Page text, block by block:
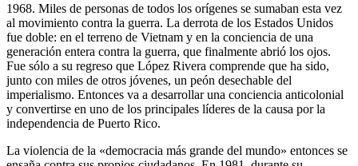
1968. Miles de personas de todos los orígenes se sumaban esta vez
al movimiento contra la guerra. La derrota de los Estados Unidos
fue doble: en el terreno de Vietnam y en la conciencia de una
generación entera contra la guerra, que finalmente abrió los ojos.
Fue sólo a su regreso que López Rivera comprende que ha sido,
junto con miles de otros jóvenes, un peón desechable del
imperialismo. Entonces va a desarrollar una conciencia anticolonial
y convertirse en uno de los principales líderes de la causa por la
independencia de Puerto Rico.
La violencia de la «democracia más grande del mundo» entonces se